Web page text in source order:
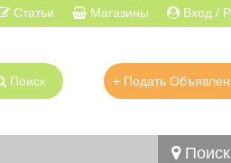
Вход /
Магазины
Статьи
Поиск + Подать
Поиск